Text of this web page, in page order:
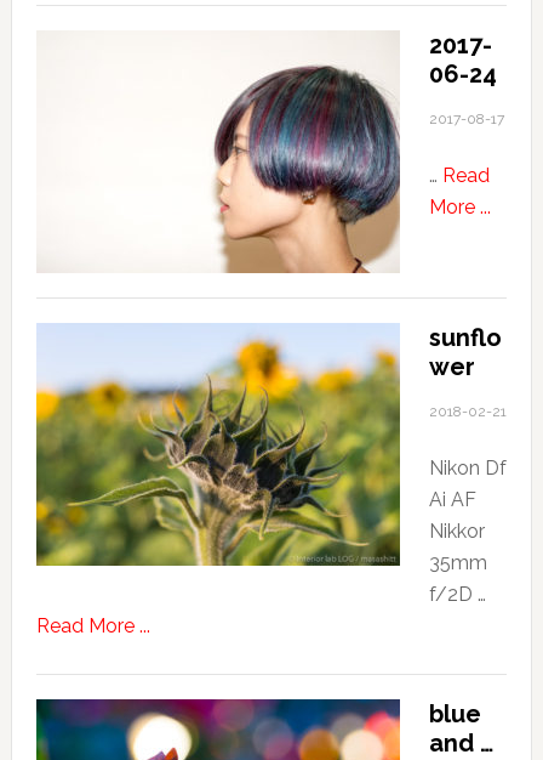
冒
2017-
06-24
2017-08-17
… Read
More ...about
24
sunflo
wer
2018-02-21
Nikon Df
Ai AF
Nikkor
35mm
f/2D …
Read More ...about
blue
and …